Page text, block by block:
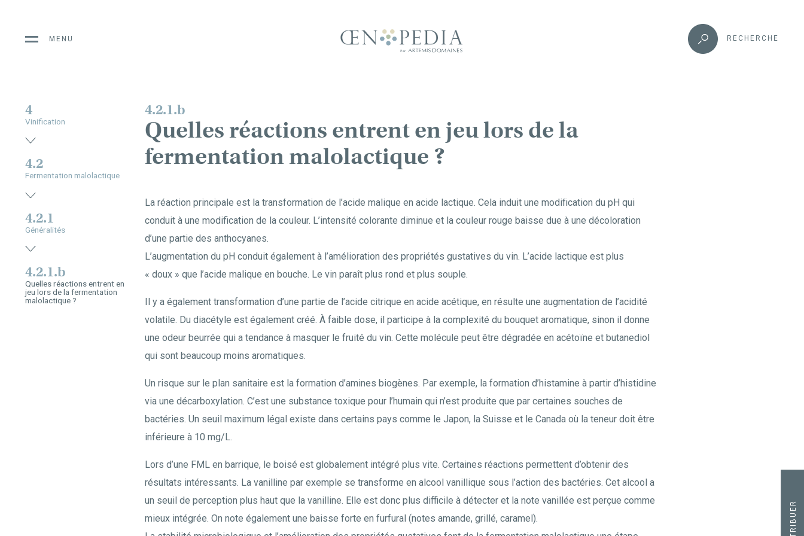
MENU RECHERCHE
4.2.1.b
Quelles réactions entrent en jeu lors de la
fermentation malolactique ?
La réaction principale est la transformation de l’acide malique en acide lactique. Cela induit une modification du pH qui
conduit à une modification de la couleur. L’intensité colorante diminue et la couleur rouge baisse due à une décoloration
d’une partie des anthocyanes.
L’augmentation du pH conduit également à l’amélioration des propriétés gustatives du vin. L’acide lactique est plus
« doux » que l’acide malique en bouche. Le vin paraît plus rond et plus souple.
Il y a également transformation d’une partie de l’acide citrique en acide acétique, en résulte une augmentation de l’acidité
volatile. Du diacétyle est également créé. À faible dose, il participe à la complexité du bouquet aromatique, sinon il donne
une odeur beurrée qui a tendance à masquer le fruité du vin. Cette molécule peut être dégradée en acétoïne et butanediol
qui sont beaucoup moins aromatiques.
Un risque sur le plan sanitaire est la formation d’amines biogènes. Par exemple, la formation d’histamine à partir d’histidine
via une décarboxylation. C’est une substance toxique pour l’humain qui n’est produite que par certaines souches de
bactéries. Un seuil maximum légal existe dans certains pays comme le Japon, la Suisse et le Canada où la teneur doit être
inférieure à 10 mg/L.
Lors d’une FML en barrique, le boisé est globalement intégré plus vite. Certaines réactions permettent d’obtenir des
résultats intéressants. La vanilline par exemple se transforme en alcool vanillique sous l’action des bactéries. Cet alcool a
un seuil de perception plus haut que la vanilline. Elle est donc plus difficile à détecter et la note vanillée est perçue comme
mieux intégrée. On note également une baisse forte en furfural (notes amande, grillé, caramel).
4
Vinification
4.2
Fermentation malolactique
4.2.1
Généralités
4.2.1.b
Quelles réactions entrent en
jeu lors de la fermentation
malolactique ?